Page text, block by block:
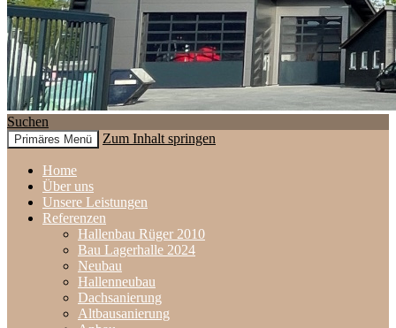
www.holzbau-rueger.de
Suchen
Primäres Menü Zum Inhalt springen
Home
Über uns
Unsere Leistungen
Referenzen
Hallenbau Rüger 2010
Bau Lagerhalle 2024
Neubau
Hallenneubau
Dachsanierung
Altbausanierung